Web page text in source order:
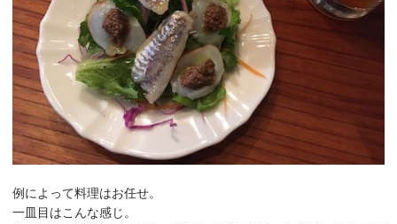
例によって料理はお任せ。
一皿目はこんな感じ。